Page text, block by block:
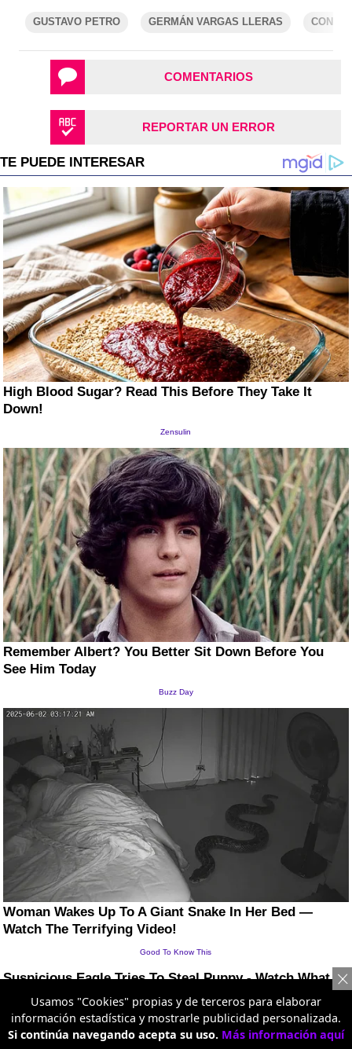
GUSTAVO PETRO GERMÁN VARGAS LLERAS
COMENTARIOS
REPORTAR UN ERROR
Usamos "Cookies" propias y de terceros para elaborar
información estadística y mostrarle publicidad personalizada.
Si continúa navegando acepta su uso. Más información aquí